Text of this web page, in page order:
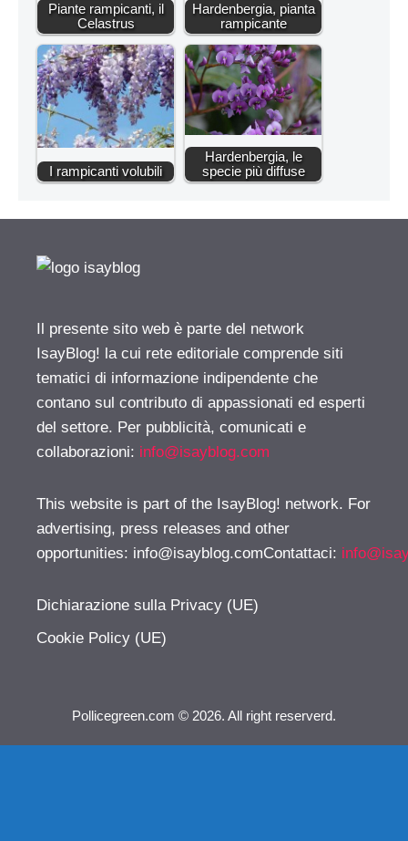
Piante rampicanti, il
Celastrus
Hardenbergia, pianta
rampicante
I rampicanti volubili
Hardenbergia, le
specie più diffuse
Il presente sito web è parte del network
IsayBlog! la cui rete editoriale comprende siti
tematici di informazione indipendente che
contano sul contributo di appassionati ed esperti
del settore. Per pubblicità, comunicati e
collaborazioni: info@isayblog.com
This website is part of the IsayBlog! network. For
advertising, press releases and other
opportunities: info@isayblog.comContattaci:
Dichiarazione sulla Privacy (UE)
Cookie Policy (UE)
Pollicegreen.com © 2026. All right reserverd.